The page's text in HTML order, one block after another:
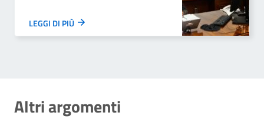
LEGGI DI PIÙ
Altri argomenti